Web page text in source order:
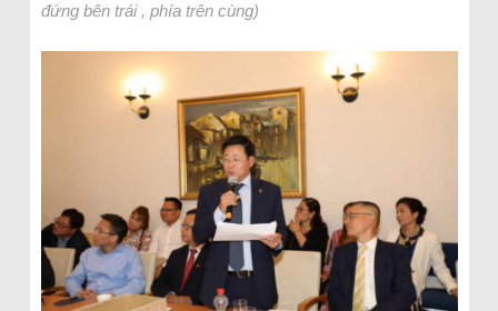
đứng bên trái , phía trên cùng)